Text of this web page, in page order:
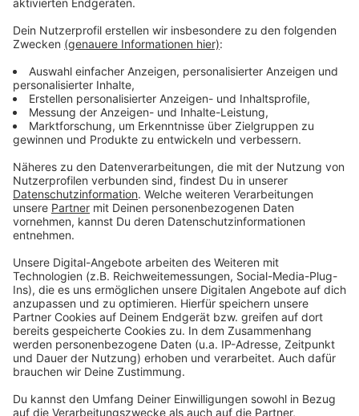
Letzte Chance zur Mitgestaltung
Anzeige
Beim Termin am 14. Januar 2025 sollen überarbeitete
Entwürfe gezeigt werden - es ist der letzte Termin,
bevor in zehn Tagen, am 23. Januar 2025, ein
Preisgericht einen Entwurf auswählt. Die Stadt würde
sich wünschen, dass man sich für den Abend anmeldet
- teilnehmen kann man aber auch ohne Anmeldung.
Anzeige
Weitere Infos und Links zum Thema:
Anzeige
Infos zur letzten Öffentlichkeitsbeteiligung